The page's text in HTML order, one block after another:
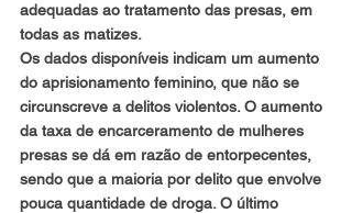
adequadas ao tratamento das presas, em
todas as matizes.
Os dados disponíveis indicam um aumento
do aprisionamento feminino, que não se
circunscreve a delitos violentos. O aumento
da taxa de encarceramento de mulheres
presas se dá em razão de entorpecentes,
sendo que a maioria por delito que envolve
pouca quantidade de droga. O último